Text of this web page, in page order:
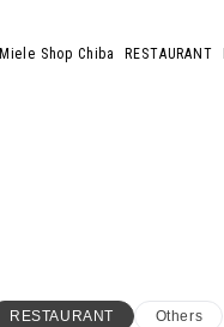
Miele Shop Chiba RESTAURANT
RESTAURANT Others